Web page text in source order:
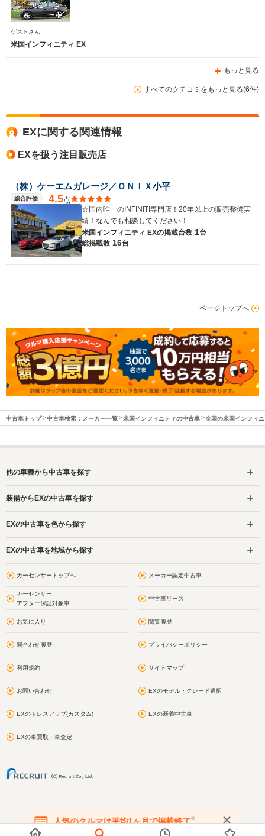
ゲストさん
米国インフィニティ EX
もっと見る
すべてのクチコミをもっと見る(6件)
EXに関する関連情報
EXを扱う注目販売店
（株）ケーエムガレージ／ＯＮＩＸ小平
総合評価 4.5点
☆国内唯一のINFINITI専門店！20年以上の販売整備実
績！なんでも相談してください！
米国インフィニティ EXの掲載台数 1台
総掲載数 16台
ページトップへ
中古車トップ 中古車検索：メーカー一覧 米国インフィニティの中古車 全国の米国インフィ
他の車種から中古車を探す
装備からEXの中古車を探す
EXの中古車を色から探す
EXの中古車を地域から探す
カーセンサートップへ メーカー認定中古車
カーセンサー
アフター保証対象車
中古車リース
お気に入り 閲覧履歴
問合わせ履歴 プライバシーポリシー
利用規約 サイトマップ
お問い合わせ EXのモデル・グレード選択
EXのドレスアップ(カスタム) EXの新着中古車
EXの車買取・車査定
人気のクルマは平均1ヶ月で掲載終了※
在庫が無くなる前にお問い合わせください